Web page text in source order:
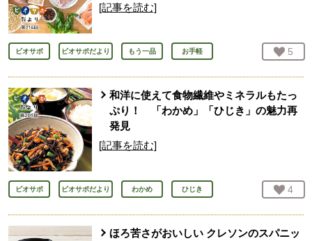
[記事を読む]
ビオサポ ビオサポだより もう一品 お手軽 お気
5
和洋に使えて食物繊維やミネラルもたっ
ぷり！ 「わかめ」「ひじき」の魅力再
発見
[記事を読む]
ビオサポ ビオサポだより わかめ ひじき お気
4
ほろ苦さがおいしい クレソンのスパニッ